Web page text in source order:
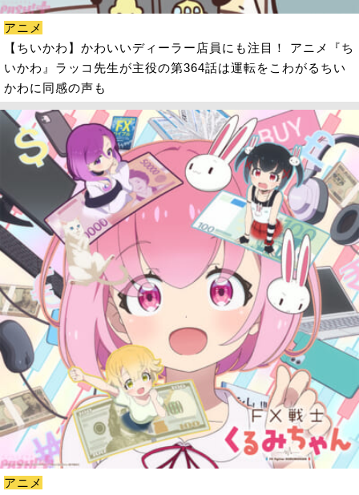
アニメ
【ちいかわ】かわいいディーラー店員にも注目！ アニメ『ち
いかわ』ラッコ先生が主役の第364話は運転をこわがるちい
かわに同感の声も
アニメ